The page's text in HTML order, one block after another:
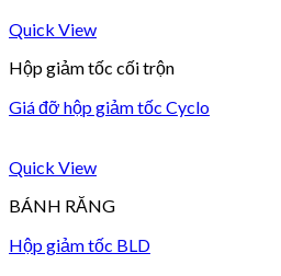
Quick View
Hộp giảm tốc cối trộn
Giá đỡ hộp giảm tốc Cyclo
Quick View
BÁNH RĂNG
Hộp giảm tốc BLD